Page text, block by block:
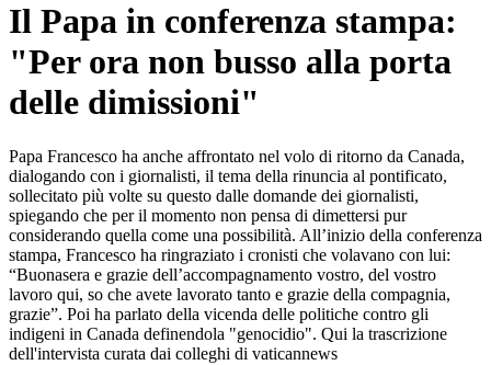
Il Papa in conferenza stampa:
"Per ora non busso alla porta
delle dimissioni"
Papa Francesco ha anche affrontato nel volo di ritorno da Canada,
dialogando con i giornalisti, il tema della rinuncia al pontificato,
sollecitato più volte su questo dalle domande dei giornalisti,
spiegando che per il momento non pensa di dimettersi pur
considerando quella come una possibilità. All’inizio della conferenza
stampa, Francesco ha ringraziato i cronisti che volavano con lui:
“Buonasera e grazie dell’accompagnamento vostro, del vostro
lavoro qui, so che avete lavorato tanto e grazie della compagnia,
grazie”. Poi ha parlato della vicenda delle politiche contro gli
indigeni in Canada definendola "genocidio". Qui la trascrizione
dell'intervista curata dai colleghi di vaticannews